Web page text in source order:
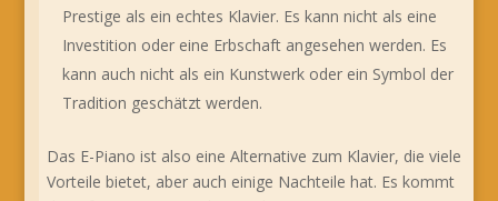
Prestige als ein echtes Klavier. Es kann nicht als eine
Investition oder eine Erbschaft angesehen werden. Es
kann auch nicht als ein Kunstwerk oder ein Symbol der
Tradition geschätzt werden.
Das E-Piano ist also eine Alternative zum Klavier, die viele
Vorteile bietet, aber auch einige Nachteile hat. Es kommt